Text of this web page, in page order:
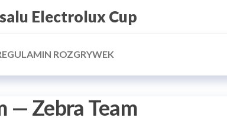
Electrolux Cup
ROZGRYWEK
— Zebra Team